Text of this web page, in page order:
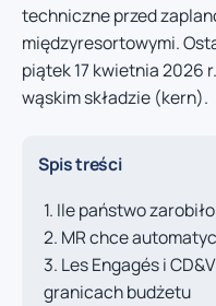
techniczne przed
międzyresortowymi.
piątek 17 kwietnia 2026
wąskim składzie (kern).
Spis treści
Ile państwo
MR chce
Les Engagés i
granicach budżetu